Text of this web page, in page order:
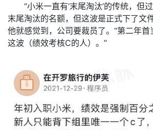
“小米一直有‘末尾淘汰’的传统，但
末尾淘汰的名额，但这波是正式下了文
他就感觉到，公司要裁员了。“第二年
这波（绩效考核C的人）。”